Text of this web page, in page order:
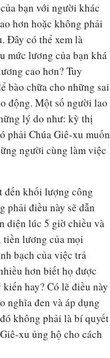
bạn với người khác
hơn hoặc không phải
Đây có thể xem là
mức lương của bạn khá
cao hơn? Tuy
bào chữa cho những sai
động. Một số người lao
lý do như: kỳ thị
phải Chúa Giê-xu muốn
người cùng làm việc
đến khối lượng công
phải điều này sẽ dẫn
diện lúc 5 giờ chiều và
lương của mọi
bạch của việc trả
hơn biết họ được
hay? Có lẽ điều này
nghĩa đen và áp dụng
không phải là bí quyết
xu ủng hộ cho cách